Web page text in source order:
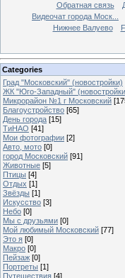
Обратная связь
Видеочат города Моск...
Нижнее Валуево
Categories
Град "Московский" (новостройки)
ЖК "Юго-Западный"
Микрорайон №1 г Московский
Благоустройство [65]
День города [15]
ТиНАО [41]
Мои фотографии [2]
Авто, мото [0]
город Московский [91]
Животные [5]
Птицы [4]
Отдых [1]
Звёзды [1]
Искусство [3]
Небо [0]
Мы с друзьями [0]
Мой любимый Московский [77]
Это я [0]
Макро [0]
Пейзаж [0]
Портреты [1]
Путешествия [4]